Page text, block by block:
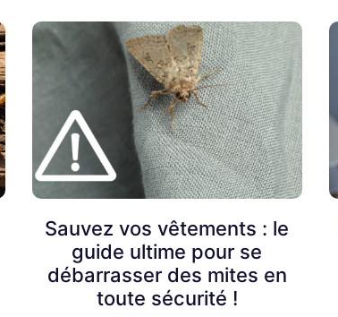
Sauvez vos vêtements : le
guide ultime pour se
débarrasser des mites en
toute sécurité !